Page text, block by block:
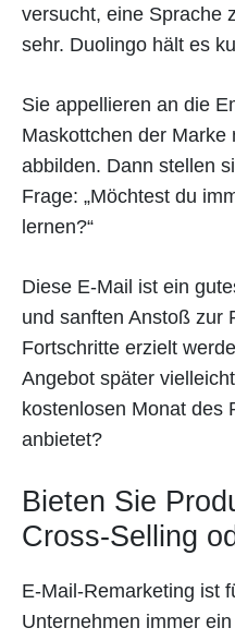
versucht, eine Sprache
sehr. Duolingo hält es
Sie appellieren an die
Maskottchen der Marke
abbilden. Dann stellen
Frage: „Möchtest du
lernen?“
Diese E-Mail ist ein
und sanften Anstoß zur
Fortschritte erzielt
Angebot später
kostenlosen Monat des
anbietet?
Bieten Sie
Cross-Selling
E-Mail-Remarketing ist
Unternehmen immer